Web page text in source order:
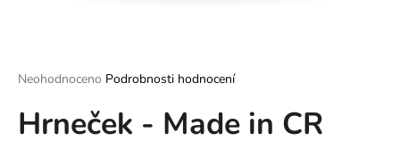
Průměrné
produktu
je
Neohodnoceno Podrobnosti hodnocení
Hrneček - Made in CR
í
t
?